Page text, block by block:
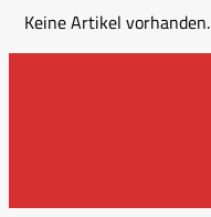
Keine Artikel vorhanden.